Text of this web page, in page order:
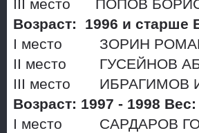
III место ПОПОВ
Возраст: 1996 и
I место ЗОРИН РОМАН,
II место ГУСЕЙНОВ
III место ИБРАГИМОВ
Возраст: 1997 - 1998
I место САРДАРОВ